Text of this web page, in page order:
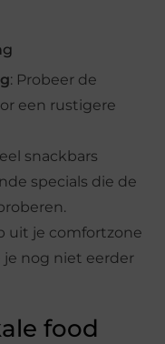
: Probeer de
een rustigere
snackbars
specials die de
uit je comfortzone
je nog niet eerder
food